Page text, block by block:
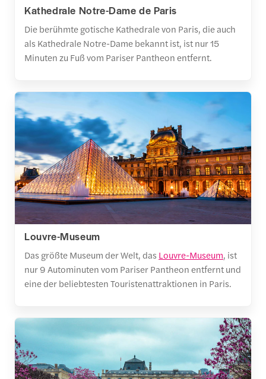
Kathedrale Notre-Dame de Paris
Die berühmte gotische Kathedrale von Paris, die auch
als Kathedrale Notre-Dame bekannt ist, ist nur 15
Minuten zu Fuß vom Pariser Pantheon entfernt.
Louvre-Museum
Das größte Museum der Welt, das Louvre-Museum, ist
nur 9 Autominuten vom Pariser Pantheon entfernt und
eine der beliebtesten Touristenattraktionen in Paris.